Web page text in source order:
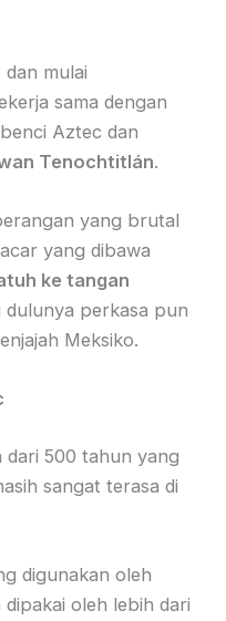
mulai
sama dengan
Aztec dan
Tenochtitlán.
yang brutal
yang dibawa
ke tangan
dulunya perkasa pun
Meksiko.
500 tahun yang
sangat terasa di
digunakan oleh
oleh lebih dari